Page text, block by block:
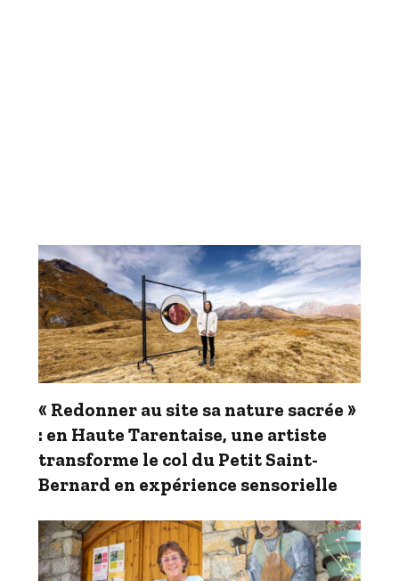
« Redonner au site sa nature sacrée »
: en Haute Tarentaise, une artiste
transforme le col du Petit Saint-
Bernard en expérience sensorielle